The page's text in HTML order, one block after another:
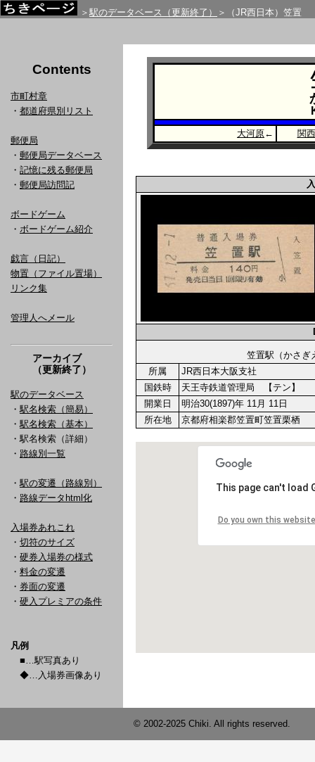
＞ 駅のデータベース（更新終了） ＞（JR西日本）笠置
Contents
市町村章
・ 都道府県別リスト
郵便局
・ 郵便局データベース
・ 記憶に残る郵便局
・ 郵便局訪問記
ボードゲーム
・ ボードゲーム紹介
戯言（日記）
物置（ファイル置場）
リンク集
管理人へメール
アーカイブ
（更新終了）
駅のデータベース
・ 駅名検索（簡易）
・ 駅名検索（基本）
・駅名検索（詳細）
・ 路線別一覧
・ 駅の変遷（路線別）
・ 路線データhtml化
入場券あれこれ
・ 切符のサイズ
・ 硬券入場券の様式
・ 料金の変遷
・ 券面の変遷
・ 硬入プレミアの条件
凡例
■…駅写真あり
◆…入場券画像あり
大河原← 関
笠置駅（かさ
所属
JR西日本大阪支社
国鉄時
天王寺鉄道管理局 【テン】
開業日
明治30(1897)年 11月 11日
所在地
京都府相楽郡笠置町笠置栗栖
© 2002-2025 Chiki. All rights reserved.